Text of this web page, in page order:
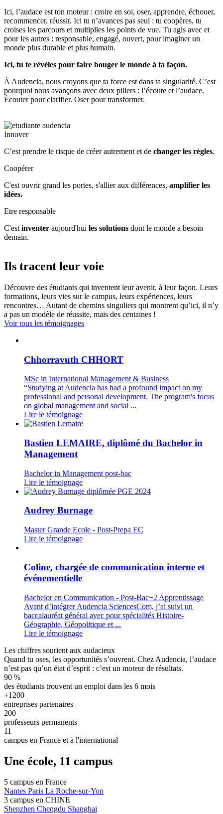
Ici, l’audace est ton moteur : croire en soi, oser, apprendre, échouer,
recommencer, réussir. Ici tu n’avances pas seul : tu coopères, tu
croises les parcours et multiplies les points de vue. Tu agis avec et
pour les autres : responsable, engagé, ouvert, pour imaginer un
monde plus durable et plus humain.
Ici, tu te révèles pour faire bouger le monde à ta façon.
À Audencia, nous croyons que ta force est dans ta singularité. C’est
pourquoi nous avançons avec deux piliers : l’écoute et l’audace.
Écouter pour clarifier. Oser pour transformer.
Innover
C’est prendre le risque de créer autrement et de changer les règles.
Coopérer
C'est ouvrir grand les portes, s'allier aux différences, amplifier les
idées.
Etre responsable
C'est inventer aujourd'hui les solutions dont le monde a besoin
demain.
Ils tracent leur voie
Découvre des étudiants qui inventent leur avenir, à leur façon. Leurs
formations, leurs vies sur le campus, leurs expériences, leurs
rencontres… Autant de chemins singuliers qui montrent qu’ici, il n’y
a pas un modèle de réussite, mais des centaines !
Voir tous les témoignages
Chhorravuth CHHORT
MSc in International Management & Business
“Studying at Audencia has had a profound impact on my
professional and personal development. The program's focus
on global management and social ...
Lire le témoignage
Bastien LEMAIRE, diplômé du Bachelor in
Management
Bachelor in Management post-bac
Lire le témoignage
Audrey Burnage
Master Grande Ecole - Post-Prepa EC
Lire le témoignage
Coline, chargée de communication interne et
événementielle
Bachelor en Communication - Post-Bac+2 Apprentissage
Avant d’intégrer Audencia SciencesCom, j’ai suivi un
baccalauréat général avec pour spécialités Histoire-
Géographie, Géopolitique et ...
Lire le témoignage
Les chiffres sourient aux audacieux
Quand tu oses, les opportunités s’ouvrent. Chez Audencia, l’audace
n’est pas qu’un état d’esprit : c’est un moteur de résultats.
90 %
des étudiants trouvent un emploi dans les 6 mois
+1200
entreprises partenaires
200
professeurs permanents
11
campus en France et à l'international
Une école, 11 campus
5 campus en France
Nantes Paris La Roche-sur-Yon
3 campus en CHINE
Shenzhen Chengdu Shanghai